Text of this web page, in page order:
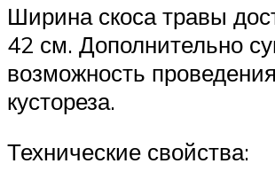
Ширина скоса травы
42 см. Дополнительно
возможность
кустореза.
Технические свойства: